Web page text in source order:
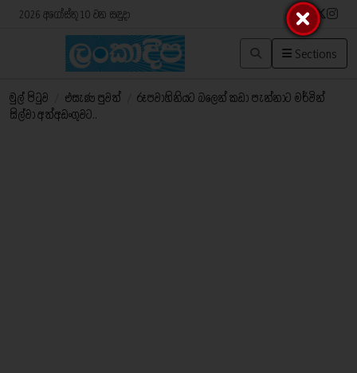
2026 අගෝස්තු 10 වන සඳුදා
Sections
මුල් පිටුව එසැණ පුවත්
රූපවාහිනියට බලෙන් කඩා පැන්නාට මර්වින්
සිල්වා අත්අඩංගුවට..